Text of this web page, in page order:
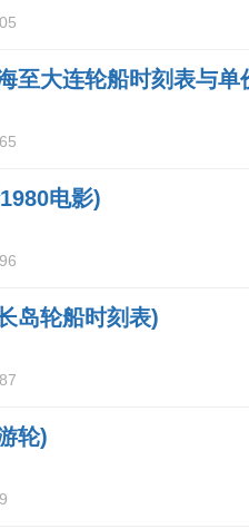
至大连轮船时刻表与单
电影)
岛轮船时刻表)
轮)